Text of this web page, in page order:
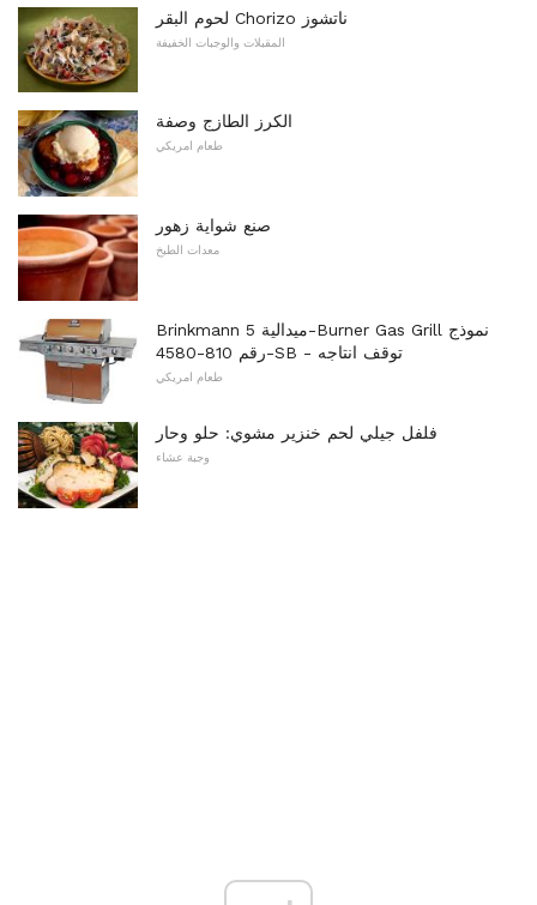
لحوم البقر Chorizo ​​ناتشوز
المقبلات والوجبات الخفيفة
الكرز الطازج وصفة
طعام امريكي
صنع شواية زهور
معدات الطبخ
Brinkmann ميدالية 5-Burner Gas Grill نموذج
رقم 810-4580-SB - توقف انتاجه
طعام امريكي
فلفل جيلي لحم خنزير مشوي: حلو وحار
وجبة عشاء